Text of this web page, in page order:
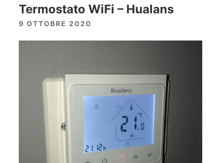
Termostato WiFi – Hualans
9 OTTOBRE 2020